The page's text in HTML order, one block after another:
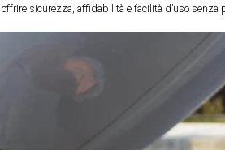
sicurezza, affidabilità e facilità d’uso